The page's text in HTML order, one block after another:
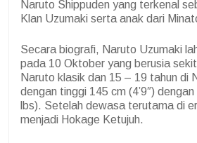
Naruto Shippuden yang terkenal
Klan Uzumaki serta anak dari
Secara biografi, Naruto Uzumaki
pada 10 Oktober yang berusia
Naruto klasik dan 15 – 19 tahun di
dengan tinggi 145 cm (4’9″)
lbs). Setelah dewasa terutama di
menjadi Hokage Ketujuh.